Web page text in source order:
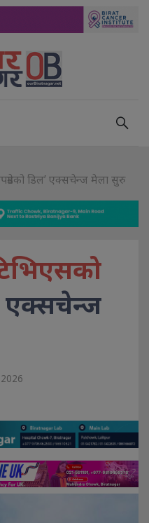
डिल’ एक्सचेन्ज मेला सुरु
एक्सचेन्ज